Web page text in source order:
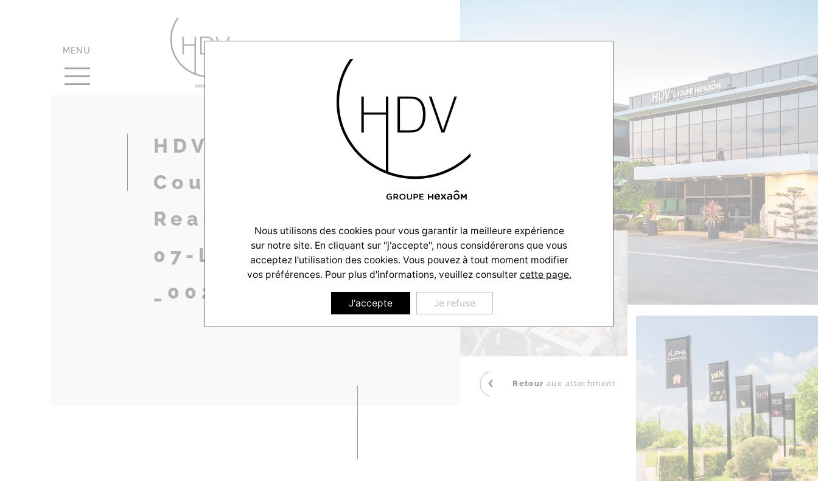
HDV-
CouleurVillas-
Realisation-2025-
07-LeTeich–
_0024_DSC_9228
Retour aux attachment
MENU
Nous utilisons des cookies pour vous garantir la meilleure expérience
sur notre site. En cliquant sur "j'accepte", nous considérerons que vous
acceptez l'utilisation des cookies. Vous pouvez à tout moment modifier
vos préférences. Pour plus d'informations, veuillez consulter cette page.
J'accepte Je refuse